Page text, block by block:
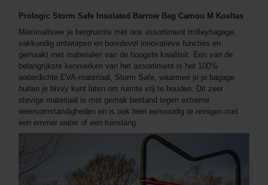
Prologic Storm Safe Insulated Barrow Bag Camou M Koeltas
Maximaliseer je bergruimte met ons assortiment trolleybagage,
vakkundig ontworpen en boordevol innovatieve functies en
gemaakt met materialen van de hoogste kwaliteit. Een van de
belangrijkste kenmerken van het assortiment is het 100%
waterdichte EVA-materiaal, Storm Safe, waarmee je je bagage
buiten je bivvy kunt laten om ruimte vrij te houden. Dit zeer
stevige materiaal is met gemak bestand tegen extreme
weersomstandigheden en is ook heel eenvoudig te reinigen met
een emmer water of een tuinslang.